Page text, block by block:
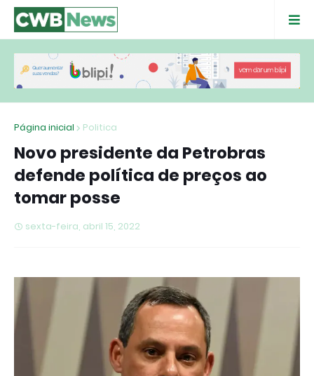
Página inicial Politica
Novo presidente da Petrobras
defende política de preços ao
tomar posse
sexta-feira, abril 15, 2022